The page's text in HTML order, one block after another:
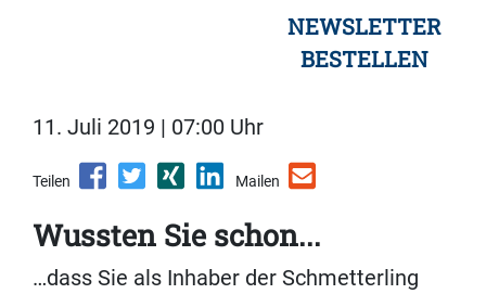
NEWSLETTER
BESTELLEN
11. Juli 2019 | 07:00 Uhr
Teilen Mailen
Wussten Sie schon...
…dass Sie als Inhaber der Schmetterling